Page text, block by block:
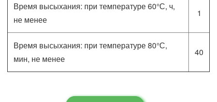
Время высыхания: при температуре 60°С, ч,
не менее
1
Время высыхания: при температуре 80°С,
мин, не менее
40